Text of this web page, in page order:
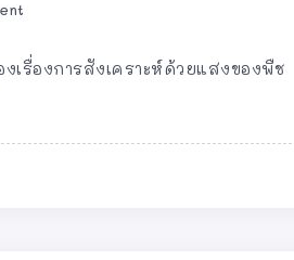
เรื่องการสังเคราะห์ด้วยแสงของพืช